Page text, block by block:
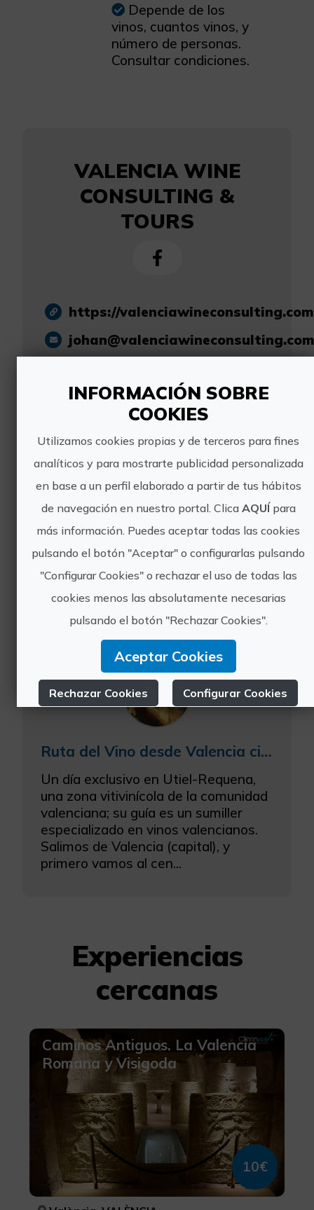
Depende de los
vinos, cuantos vinos, y
número de personas.
Consultar condiciones.
VALENCIA WINE
CONSULTING &
TOURS
https://valenciawineconsulting.com
johan@valenciawineconsulting.com
Otras experiencias
de VALENCIA
WINE
CONSULTING &
TOURS
Ruta del Vino desde Valencia ciudad
Un día exclusivo en Utiel-Requena,
una zona vitivinícola de la comunidad
valenciana; su guía es un sumiller
especializado en vinos valencianos.
Salimos de Valencia (capital), y
primero vamos al cen...
Experiencias
cercanas
Caminos Antiguos. La Valencia
Romana y Visigoda
10€
INFORMACIÓN SOBRE
COOKIES
Utilizamos cookies propias y de terceros para fines
analíticos y para mostrarte publicidad personalizada
en base a un perfil elaborado a partir de tus hábitos
de navegación en nuestro portal. Clica AQUÍpara
más información. Puedes aceptar todas las cookies
pulsando el botón "Aceptar" o configurarlas pulsando
"Configurar Cookies" o rechazar el uso de todas las
cookies menos las absolutamente necesarias
pulsando el botón "Rechazar Cookies".
Aceptar Cookies
Rechazar Cookies Configurar Cookies
Más información